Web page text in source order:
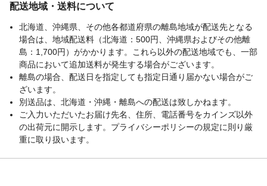
配送地域・送料について
北海道、沖縄県、その他各都道府県の離島地域が配送先となる
場合は、地域配送料（北海道：500円、沖縄県およびその他離
島：1,700円）がかかります。これら以外の配送地域でも、一部
商品において追加送料が発生する場合がございます。
離島の場合、配送日を指定しても指定日通り届かない場合がご
ざいます。
別送品は、北海道・沖縄・離島への配送は致しかねます。
ご入力いただいたお届け先名、住所、電話番号をカインズ以外
の出荷元に開示します。プライバシーポリシーの規定に則り厳
重に取り扱います。